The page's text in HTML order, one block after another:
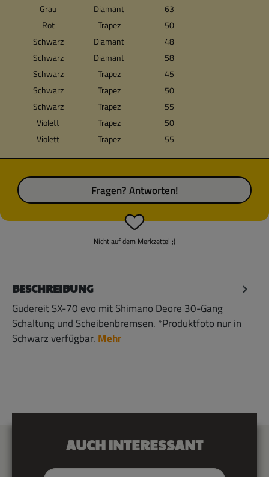
Grau
Diamant
63
Rot
Trapez
50
Schwarz
Diamant
48
Schwarz
Diamant
58
Schwarz
Trapez
45
Schwarz
Trapez
50
Schwarz
Trapez
55
Violett
Trapez
50
Violett
Trapez 55
Nicht auf dem Merkzettel ;(
Fragen? Antworten!
BESCHREIBUNG
Gudereit SX-70 evo mit Shimano Deore 30-Gang
Schaltung und Scheibenbremsen. *Produktfoto nur in
Schwarz verfügbar. Mehr
Produktgalerie überspringen
AUCH INTERESSANT